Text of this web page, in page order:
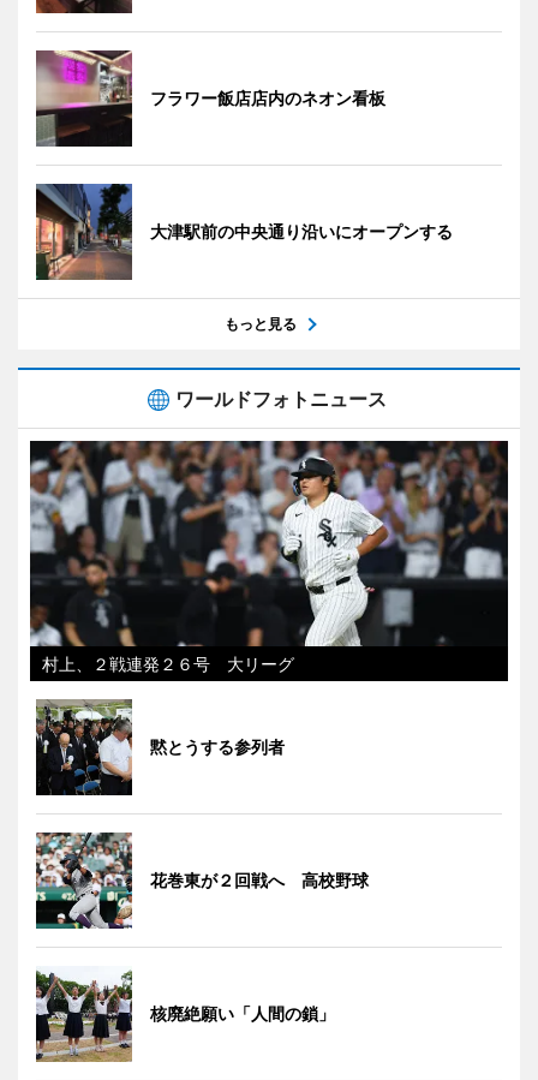
フラワー飯店店内のネオン看板
大津駅前の中央通り沿いにオープンする
もっと見る
ワールドフォトニュース
村上、２戦連発２６号 大リーグ
黙とうする参列者
花巻東が２回戦へ 高校野球
核廃絶願い「人間の鎖」